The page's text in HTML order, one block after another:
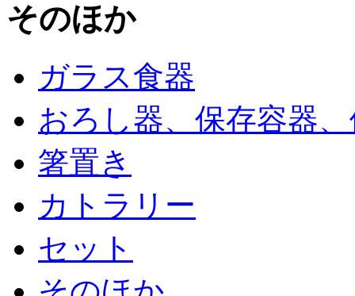
そのほか
ガラス食器
おろし器、保存容器
箸置き
カトラリー
セット